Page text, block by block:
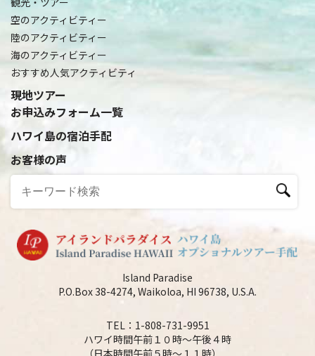
空のアクティビティー
陸のアクティビティー
海のアクティビティー
おすすめ人気アクティビティ
現地ツアー
お申込みフォーム一覧
ハワイ島の宿泊手配
お客様の声
Island Paradise
P.O.Box 38-4274, Waikoloa, HI 96738, U.S.A.
TEL：1-808-731-9951
ハワイ時間午前１０時～午後４時